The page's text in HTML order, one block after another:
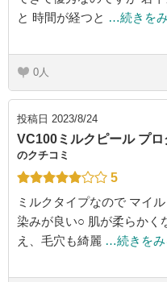
と 時間が経つと …続きを
0
投稿日 2023/8/24
VC100ミルクピール プ
のクチコミ
5
ミルクタイプなので マイ
染みが良い○ 肌が柔らかく
え、毛穴も綺麗 …続きをみ